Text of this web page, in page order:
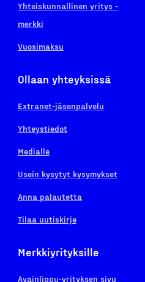
Yhteiskunnallinen yritys -
merkki
Vuosimaksu
Ollaan yhteyksissä
Extranet-jäsenpalvelu
Yhteystiedot
Medialle
Usein kysytyt kysymykset
Anna palautetta
Tilaa uutiskirje
Merkkiyrityksille
Avainlippu-yrityksen sivu